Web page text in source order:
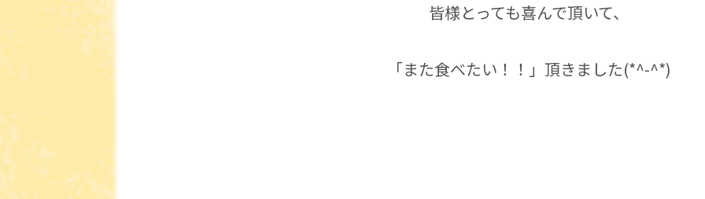
皆様とっても喜んで頂いて、
「また食べたい！！」頂きました(*^-^*)